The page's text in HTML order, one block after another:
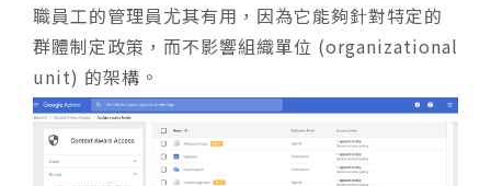
職員工的管理員尤其有用，因為它能夠針對特定的
群體制定政策，而不影響組織單位 (organizational
unit) 的架構。